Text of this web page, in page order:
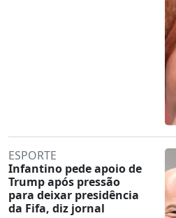
ESPORTE
Infantino pede apoio de
Trump após pressão
para deixar presidência
da Fifa, diz jornal